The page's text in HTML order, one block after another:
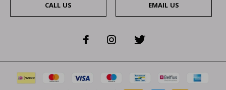
CALL US EMAIL US